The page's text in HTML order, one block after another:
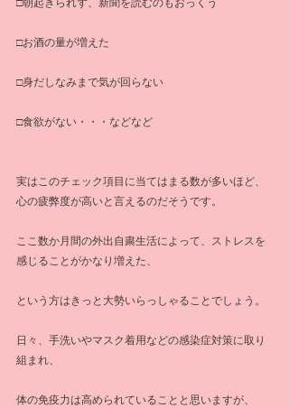
□朝起きられず、新聞を読むのもおっくう
□お酒の量が増えた
□身だしなみまで気が回らない
□食欲がない・・・などなど
実はこのチェック項目に当てはまる数が多いほど、
心の疲弊度が高いと言えるのだそうです。
ここ数か月間の外出自粛生活によって、ストレスを
感じることがかなり増えた、
という方はきっと大勢いらっしゃることでしょう。
日々、手洗いやマスク着用などの感染症対策に取り
組まれ、
体の免疫力は高められていることと思いますが、